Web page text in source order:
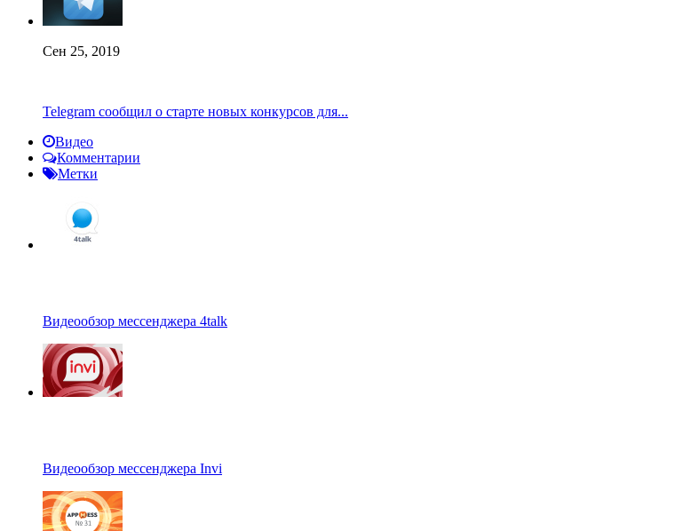
Сен 25, 2019
Telegram сообщил о старте новых конкурсов для...
Видео
Комментарии
Метки
Видеообзор мессенджера 4talk
Видеообзор мессенджера Invi